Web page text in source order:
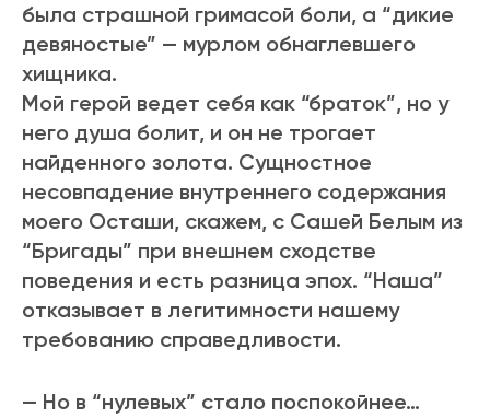
была страшной гримасой боли, а “дикие
девяностые” — мурлом обнаглевшего
хищника.
Мой герой ведет себя как “браток”, но у
него душа болит, и он не трогает
найденного золота. Сущностное
несовпадение внутреннего содержания
моего Осташи, скажем, с Сашей Белым из
“Бригады” при внешнем сходстве
поведения и есть разница эпох. “Наша”
отказывает в легитимности нашему
требованию справедливости.
— Но в “нулевых” стало поспокойнее…